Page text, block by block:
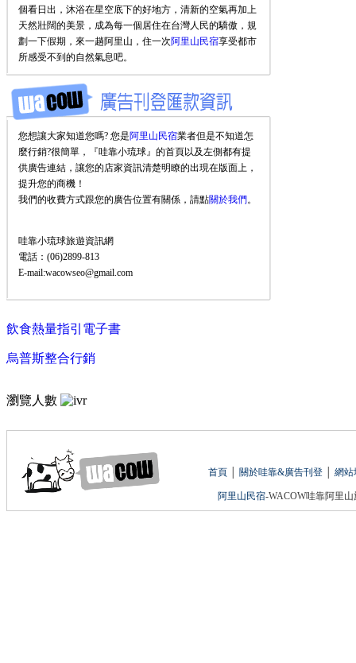
個看日出，沐浴在星空底下的好地方，清新的空氣再加上
天然壯闊的美景，成為每一個居住在台灣人民的驕傲，規
劃一下假期，來一趟阿里山，住一次阿里山民宿享受都市
所感受不到的自然氣息吧。
您想讓大家知道您嗎? 您是阿里山民宿業者但是不知道怎
麼行銷?很簡單，『哇靠小琉球』的首頁以及左側都有提
供廣告連結，讓您的店家資訊清楚明瞭的出現在版面上，
提升您的商機！
我們的收費方式跟您的廣告位置有關係，請點關於我們。
哇靠小琉球旅遊資訊網
電話：(06)2899-813
E-mail:wacowseo@gmail.com
飲食熱量指引電子書
烏普斯整合行銷
瀏覽人數
首頁│ 關於哇靠&廣告刊登│ 網站
阿里山民宿-WACOW哇靠阿里山